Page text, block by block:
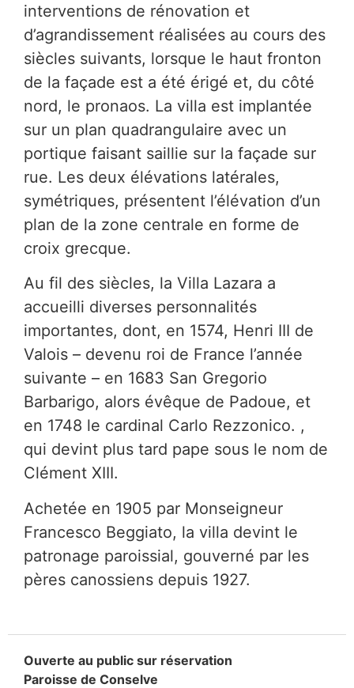
interventions de rénovation et
d’agrandissement réalisées au cours des
siècles suivants, lorsque le haut fronton
de la façade est a été érigé et, du côté
nord, le pronaos. La villa est implantée
sur un plan quadrangulaire avec un
portique faisant saillie sur la façade sur
rue. Les deux élévations latérales,
symétriques, présentent l’élévation d’un
plan de la zone centrale en forme de
croix grecque.
Au fil des siècles, la Villa Lazara a
accueilli diverses personnalités
importantes, dont, en 1574, Henri III de
Valois – devenu roi de France l’année
suivante – en 1683 San Gregorio
Barbarigo, alors évêque de Padoue, et
en 1748 le cardinal Carlo Rezzonico. ,
qui devint plus tard pape sous le nom de
Clément XIII.
Achetée en 1905 par Monseigneur
Francesco Beggiato, la villa devint le
patronage paroissial, gouverné par les
pères canossiens depuis 1927.
Ouverte au public sur réservation
Paroisse de Conselve